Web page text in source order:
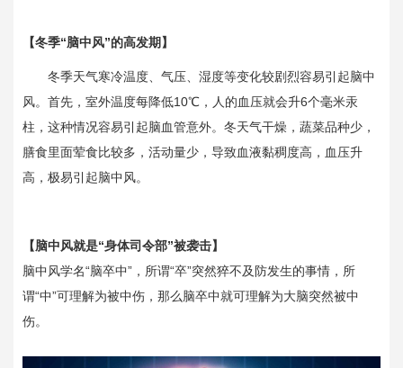
【冬季“脑中风”的高发期】
冬季天气寒冷温度、气压、湿度等变化较剧烈容易引起脑中
风。首先，室外温度每降低10℃，人的血压就会升6个毫米汞
柱，这种情况容易引起脑血管意外。冬天气干燥，蔬菜品种少，
膳食里面荤食比较多，活动量少，导致血液黏稠度高，血压升
高，极易引起脑中风。
【脑中风就是“身体司令部”被袭击】
脑中风学名“脑卒中”，所谓“卒”突然猝不及防发生的事情，所
谓“中”可理解为被中伤，那么脑卒中就可理解为大脑突然被中
伤。